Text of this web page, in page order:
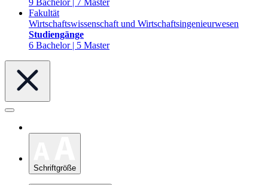
9 Bachelor | 7 Master
Fakultät
Wirtschaftswissenschaft und Wirtschaftsingenieurwesen
Studiengänge
6 Bachelor | 5 Master
Schriftgröße